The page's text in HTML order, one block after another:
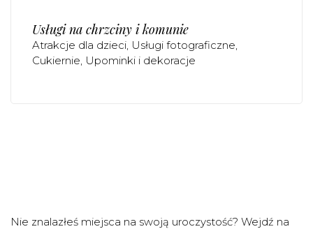
Usługi na chrzciny i komunie
Atrakcje dla dzieci Usługi fotograficzne
Cukiernie Upominki i dekoracje
Nie znalazłeś miejsca na swoją uroczystość? Wejdź na